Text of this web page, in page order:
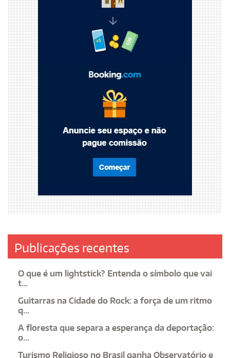
Publicações recentes
O que é um lightstick? Entenda o símbolo que vai
t...
Guitarras na Cidade do Rock: a força de um ritmo
q...
A floresta que separa a esperança da deportação:
o...
Turismo Religioso no Brasil ganha Observatório e